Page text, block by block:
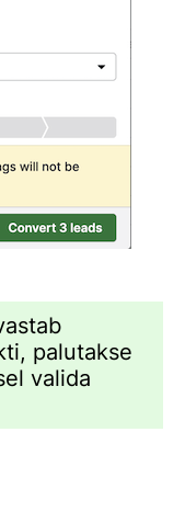
palutakse
valida